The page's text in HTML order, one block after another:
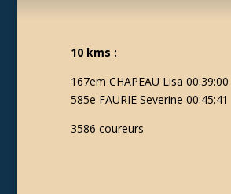
10 kms :
167em CHAPEAU Lisa 00:39:00
585e FAURIE Severine 00:45:41
3586 coureurs